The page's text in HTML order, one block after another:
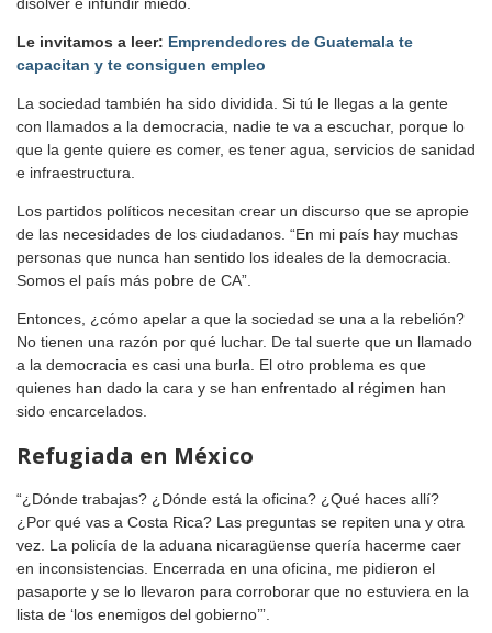
Le invitamos a leer: Emprendedores de Guatemala te
capacitan y te consiguen empleo
La sociedad también ha sido dividida. Si tú le llegas a la gente
con llamados a la democracia, nadie te va a escuchar, porque lo
que la gente quiere es comer, es tener agua, servicios de sanidad
e infraestructura.
Los partidos políticos necesitan crear un discurso que se apropie
de las necesidades de los ciudadanos. “En mi país hay muchas
personas que nunca han sentido los ideales de la democracia.
Somos el país más pobre de CA”.
Entonces, ¿cómo apelar a que la sociedad se una a la rebelión?
No tienen una razón por qué luchar. De tal suerte que un llamado
a la democracia es casi una burla. El otro problema es que
quienes han dado la cara y se han enfrentado al régimen han
sido encarcelados.
Refugiada en México
“¿Dónde trabajas? ¿Dónde está la oficina? ¿Qué haces allí?
¿Por qué vas a Costa Rica? Las preguntas se repiten una y otra
vez. La policía de la aduana nicaragüense quería hacerme caer
en inconsistencias. Encerrada en una oficina, me pidieron el
pasaporte y se lo llevaron para corroborar que no estuviera en la
lista de ‘los enemigos del gobierno’”.